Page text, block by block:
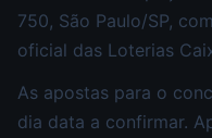
750, São Paulo/SP,
oficial das Loterias
As apostas para o
dia data a confirmar.